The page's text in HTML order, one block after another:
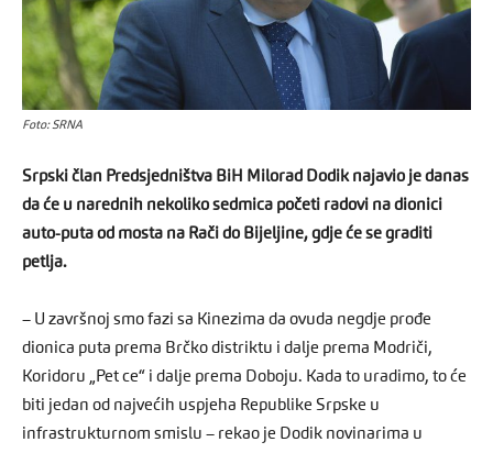
Foto: SRNA
Srpski član Predsjedništva BiH Milorad Dodik najavio je danas
da će u narednih nekoliko sedmica početi radovi na dionici
auto-puta od mosta na Rači do Bijeljine, gdje će se graditi
petlja.
– U završnoj smo fazi sa Kinezima da ovuda negdje prođe
dionica puta prema Brčko distriktu i dalje prema Modriči,
Koridoru „Pet ce“ i dalje prema Doboju. Kada to uradimo, to će
biti jedan od najvećih uspjeha Republike Srpske u
infrastrukturnom smislu – rekao je Dodik novinarima u